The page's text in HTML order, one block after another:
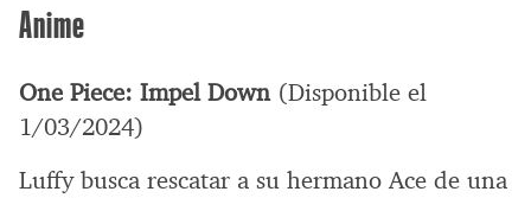
Anime
One Piece: Impel Down(Disponible el
1/03/2024)
Luffy busca rescatar a su hermano Ace de una